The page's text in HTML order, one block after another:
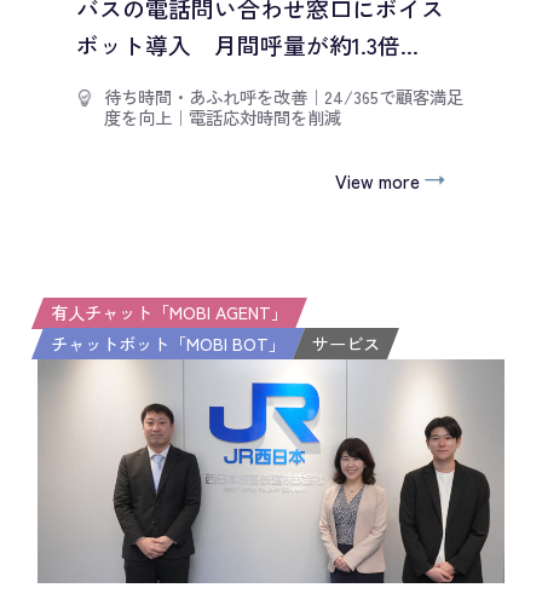
バスの電話問い合わせ窓口にボイス
ボット導入 月間呼量が約1.3倍...
待ち時間・あふれ呼を改善｜ 24/365で顧客満足
度を向上 ｜ 電話応対時間を削減
View more
有人チャット「MOBI AGENT」
チャットボット「MOBI BOT」
サービス